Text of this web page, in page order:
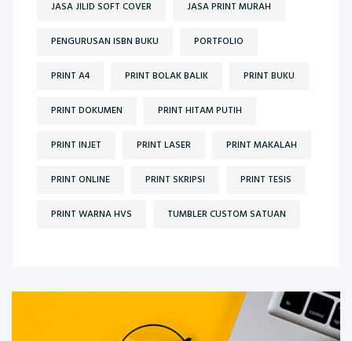
JASA JILID SOFT COVER JASA PRINT MURAH
PENGURUSAN ISBN BUKU PORTFOLIO
PRINT A4 PRINT BOLAK BALIK PRINT BUKU
PRINT DOKUMEN PRINT HITAM PUTIH
PRINT INJET PRINT LASER PRINT MAKALAH
PRINT ONLINE PRINT SKRIPSI PRINT TESIS
PRINT WARNA HVS TUMBLER CUSTOM SATUAN